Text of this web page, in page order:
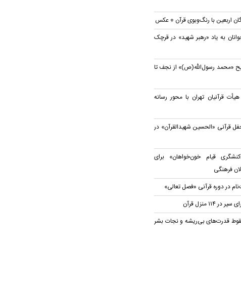
اربعین با رنگ‌وبوی قرآن + عکس
به یاد «رهبر شهید» در قرچک
«محمد رسول‌الله(ص)» از نجف تا
قرآنیان تهران با محور رسانه
قرآنی «الحسین شهیدالقرآن» در
قیام خون‌خواهان» برای
فرهنگی
در دوره قرآنی «فصل تعالی»
۱۱۴ منزل قرآن
قدرت‌های بی‌ریشه و نجات بشر